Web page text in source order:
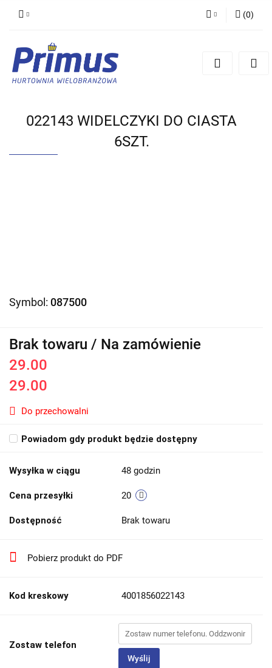
Zarejestruj się
(0)
022143 WIDELCZYKI DO CIASTA
6SZT.
Symbol: 087500
Brak towaru / Na zamówienie
29.00
29.00
Do przechowalni
Powiadom gdy produkt będzie dostępny
Wysyłka w ciągu 48 godzin
Cena przesyłki 20
Dostępność Brak towaru
Pobierz produkt do PDF
Kod kreskowy 4001856022143
Zostaw telefon
Wyślij